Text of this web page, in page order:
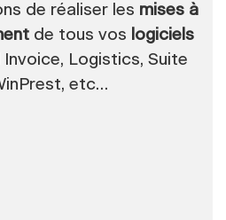
de réaliser les mises à
de tous vos logiciels
Invoice, Logistics, Suite
etc…